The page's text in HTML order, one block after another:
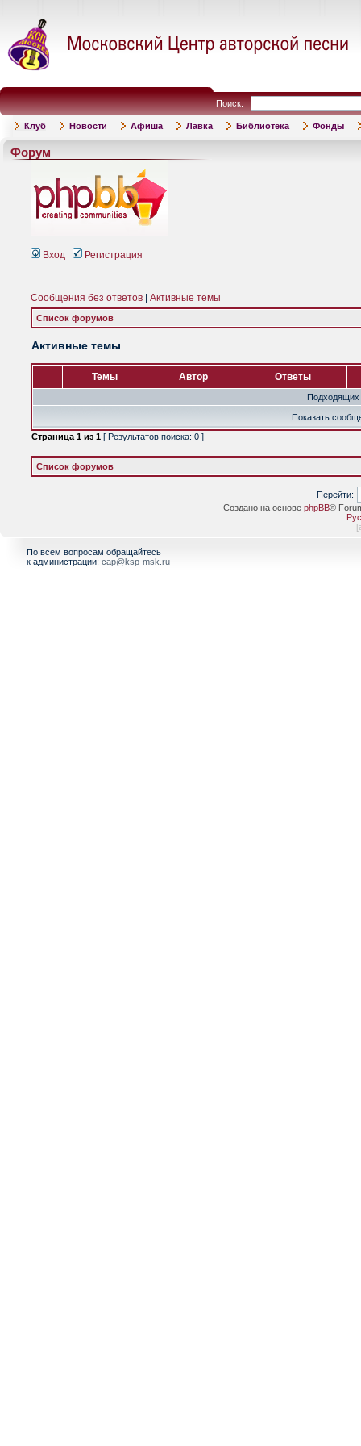
Поиск:
Клуб Новости Афиша Лавка Библиотека Фонды
Форум
Вход Регистрация
Сообщения без ответов Активные темы
Список форумов
Активные темы
Темы Автор Ответы
Подходящих
Показать
Страница 1 из 1 [ Результатов поиска: 0 ]
Список форумов
Перейти:
Создано на основе phpBB®
[
По всем вопросам обращайтесь
к администрации: cap@ksp-msk.ru